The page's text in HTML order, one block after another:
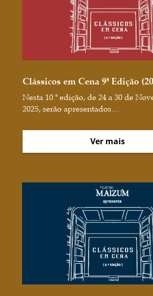
Clássicos em Cena 9ª Edição
Nesta 10.ª edição, de 24 a 30 de
2025, serão apresentados…
Ver mais